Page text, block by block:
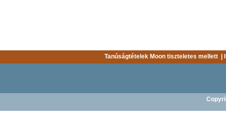
Tanúságtételek Moon tiszteletes mellett |